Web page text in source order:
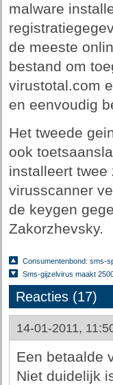
malware
de meeste
bestand om
virustotal.com
en eenvoudig
Het tweede
ook
installeert twee
virusscanner
de keygen
Zakorzhevsky.
Consumentenbond: sms-
Sms-gijzelvirus maakt
Reacties (17)
14-01-2011,
Een betaalde
Niet duidelijk